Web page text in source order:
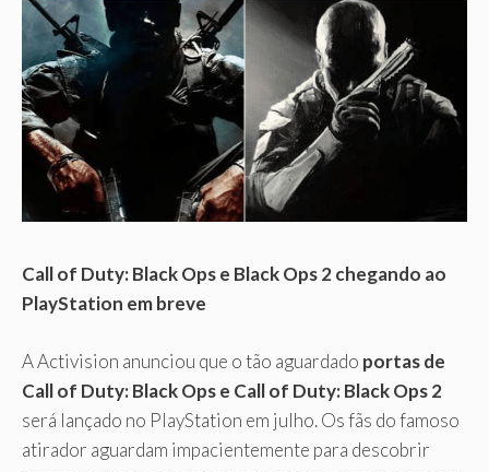
Call of Duty: Black Ops e Black Ops 2 chegando ao
PlayStation em breve
A Activision anunciou que o tão aguardado portas de
Call of Duty: Black Ops e Call of Duty: Black Ops 2
será lançado no PlayStation em julho. Os fãs do famoso
atirador aguardam impacientemente para descobrir